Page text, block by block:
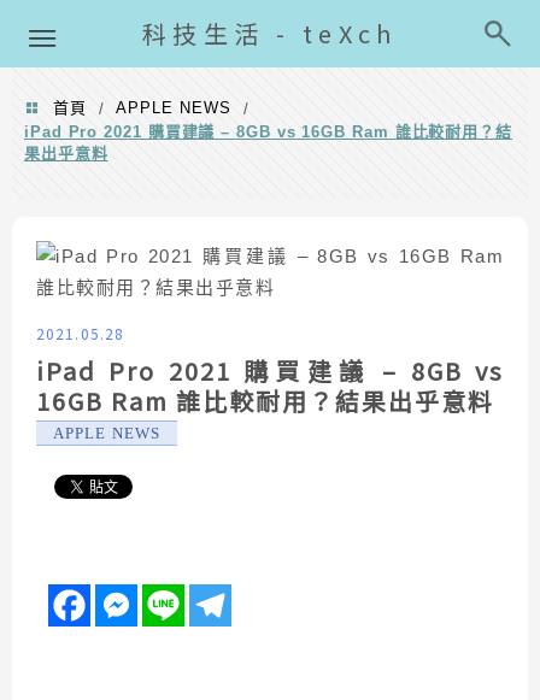
科技生活 - teXch
首頁 / APPLE NEWS
/
iPad Pro 2021 購買建議 – 8GB vs 16GB Ram 誰比較耐用？結
果出乎意料
2021.05.28
iPad Pro 2021 購買建議 – 8GB vs
16GB Ram 誰比較耐用？結果出乎意料
APPLE NEWS